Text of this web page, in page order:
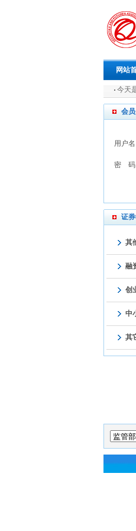
网站
今天
会
用户名
密 码
证
其
融
创
中
其